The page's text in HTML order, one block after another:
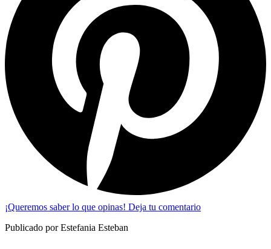
¡Queremos saber lo que opinas! Deja tu comentario
Publicado por Estefania Esteban